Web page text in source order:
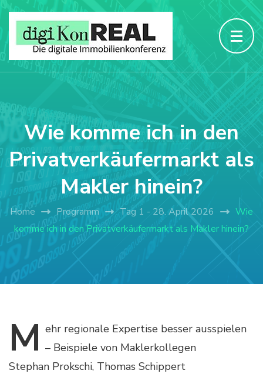
Wie komme ich in den
Privatverkäufermarkt als
Makler hinein?
Home Programm Tag 1 - 28. April 2026
Wie
komme ich in den Privatverkäufermarkt als Makler hinein?
M ehr regionale Expertise besser ausspielen
– Beispiele von Maklerkollegen
Stephan Prokschi, Thomas Schippert